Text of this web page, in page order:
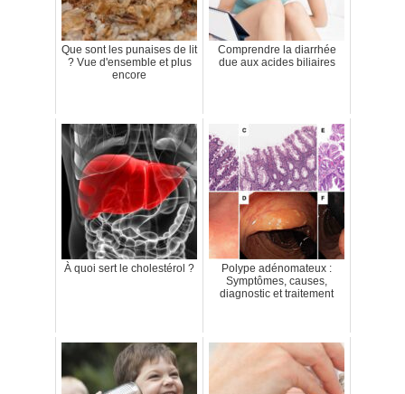
Que sont les punaises de lit
? Vue d'ensemble et plus
encore
Comprendre la diarrhée
due aux acides biliaires
À quoi sert le cholestérol ?
Polype adénomateux :
Symptômes, causes,
diagnostic et traitement